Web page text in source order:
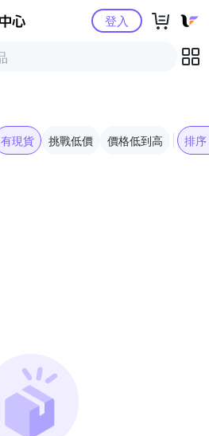
Yahoo購物中心登入
有現貨 挑戰低價 價格低到高 排序